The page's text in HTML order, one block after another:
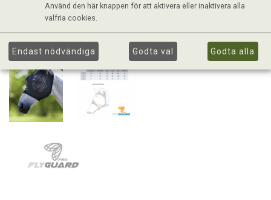
Använd den här knappen för att aktivera eller inaktivera alla
valfria cookies.
Endast nödvändiga Godta val Godta alla